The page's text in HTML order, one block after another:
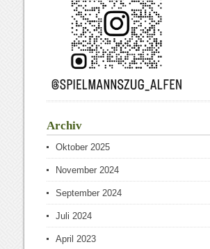
Archiv
Oktober 2025
November 2024
September 2024
Juli 2024
April 2023